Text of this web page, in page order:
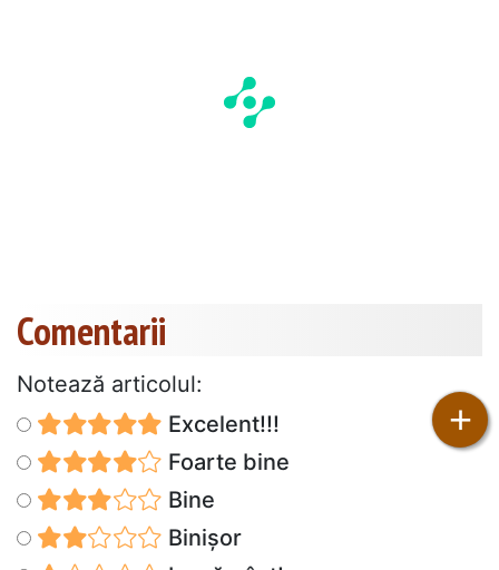
Comentarii
Notează articolul:
Excelent!!!
Foarte bine
Bine
Binișor
+